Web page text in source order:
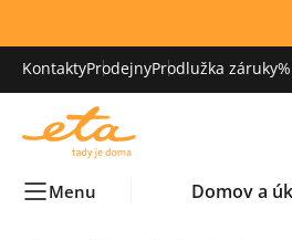
KontaktyProdejnyProdlužka záruky
Menu Domov a